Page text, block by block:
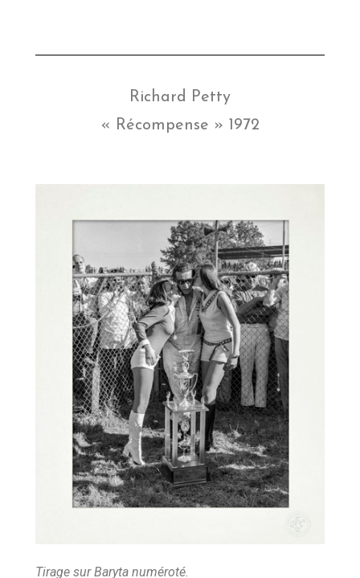
Richard Petty
« Récompense » 1972
Tirage sur Baryta numéroté.